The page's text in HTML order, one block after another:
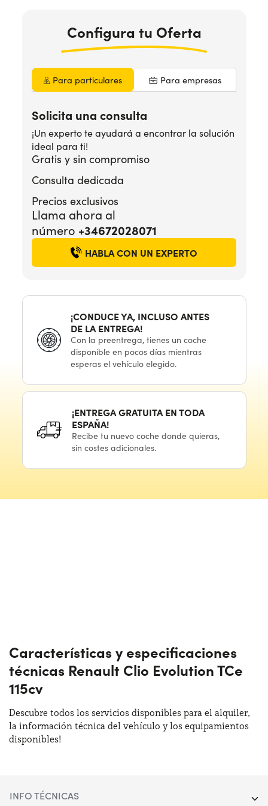
¿Necesitas ayuda? +34672028071
Configura tu Oferta
Para particulares Para empresas
Solicita una consulta
¡Un experto te ayudará a encontrar la solución
ideal para ti!
Gratis y sin compromiso
Consulta dedicada
Precios exclusivos
Llama ahora al
número +34672028071
HABLA CON UN EXPERTO
¡CONDUCE YA, INCLUSO ANTES
DE LA ENTREGA!
Con la preentrega,tienes un coche
disponible en pocosdías mientras
esperas el vehículoelegido.
¡ENTREGA GRATUITA EN TODA
ESPAÑA!
Recibe tu nuevocoche donde quieras,
sin costes adicionales.
Características y especificaciones
técnicas Renault Clio Evolution TCe
115cv
Descubre todos los servicios disponibles para el alquiler,
la información técnica del vehículo y los equipamientos
disponibles!
INFO TÉCNICAS